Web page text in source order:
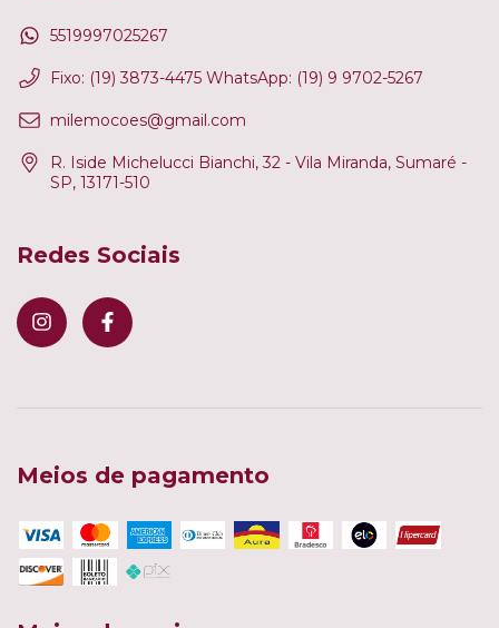
5519997025267
Fixo: (19) 3873-4475 WhatsApp: (19) 9 9702-5267
milemocoes@gmail.com
R. Iside Michelucci Bianchi, 32 - Vila Miranda, Sumaré -
SP, 13171-510
Redes Sociais
Meios de pagamento